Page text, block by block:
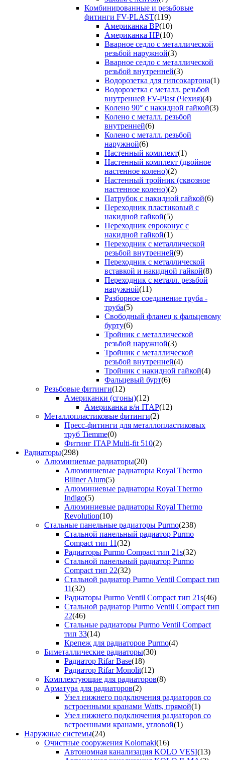
Комбинированные и резьбовые
фитинги FV-PLAST(119)
Американка ВР(10)
Американка НР(10)
Вварное седло с металлической
резьбой наружной(3)
Вварное седло с металлической
резьбой внутренней(3)
Водорозетка для гипсокартона(1)
Водорозетка с металл. резьбой
внутренней FV-Plast (Чехия)(4)
Колено 90° с накидной гайкой(3)
Колено с металл. резьбой
внутренней(6)
Колено с металл. резьбой
наружной(6)
Настенный комплект(1)
Настенный комплект (двойное
настенное колено)(2)
Настенный тройник (сквозное
настенное колено)(2)
Патрубок с накидной гайкой(6)
Переходник пластиковый с
накидной гайкой(5)
Переходник евроконус с
накидной гайкой(1)
Переходник с металлической
резьбой внутренней(9)
Переходник с металлической
вставкой и накидной гайкой(8)
Переходник с металл. резьбой
наружной(11)
Разборное соединение труба -
труба(5)
Свободный фланец к фальцевому
бурту(6)
Тройник с металлической
резьбой наружной(3)
Тройник с металлической
резьбой внутренней(4)
Тройник с накидной гайкой(4)
Фальцевый бурт(6)
Резьбовые фитинги(12)
Американки (сгоны)(12)
Американка в/н ITAP(12)
Металлопластиковые фитинги(2)
Пресс-фитинги для металлопластиковых
труб Tiemme(0)
Фитинг ITAP Multi-fit 510(2)
Радиаторы(298)
Алюминиевые радиаторы(20)
Алюминиевые радиаторы Royal Thermo
Biliner Alum(5)
Алюминиевые радиаторы Royal Thermo
Indigo(5)
Алюминиевые радиаторы Royal Thermo
Revolution(10)
Стальные панельные радиаторы Purmo(238)
Стальной панельный радиатор Purmo
Compact тип 11(32)
Радиаторы Purmo Compact тип 21s(32)
Стальной панельный радиатор Purmo
Compact тип 22(32)
Стальной радиатор Purmo Ventil Compact тип
11(32)
Радиаторы Purmo Ventil Compact тип 21s(46)
Стальной радиатор Purmo Ventil Compact тип
22(46)
Стальные радиаторы Purmo Ventil Compact
тип 33(14)
Крепеж для радиаторов Purmo(4)
Биметаллические радиаторы(30)
Радиатор Rifar Base(18)
Радиатор Rifar Monolit(12)
Комплектующие для радиаторов(8)
Арматура для радиаторов(2)
Узел нижнего подключения радиаторов со
встроенными кранами Watts, прямой(1)
Узел нижнего подключения радиаторов со
встроенными кранами, угловой(1)
Наружные системы(24)
Очистные сооружения Kolomaki(16)
Автономная канализация KOLO VESI(13)